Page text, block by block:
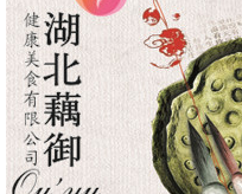
巨无霸 莲藕新品种 鄂...